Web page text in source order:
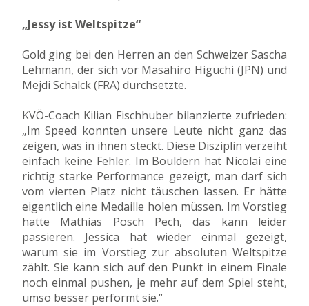
„Jessy ist Weltspitze“
Gold ging bei den Herren an den Schweizer Sascha
Lehmann, der sich vor Masahiro Higuchi (JPN) und
Mejdi Schalck (FRA) durchsetzte.
KVÖ-Coach Kilian Fischhuber bilanzierte zufrieden:
„Im Speed konnten unsere Leute nicht ganz das
zeigen, was in ihnen steckt. Diese Disziplin verzeiht
einfach keine Fehler. Im Bouldern hat Nicolai eine
richtig starke Performance gezeigt, man darf sich
vom vierten Platz nicht täuschen lassen. Er hätte
eigentlich eine Medaille holen müssen. Im Vorstieg
hatte Mathias Posch Pech, das kann leider
passieren. Jessica hat wieder einmal gezeigt,
warum sie im Vorstieg zur absoluten Weltspitze
zählt. Sie kann sich auf den Punkt in einem Finale
noch einmal pushen, je mehr auf dem Spiel steht,
umso besser performt sie.“